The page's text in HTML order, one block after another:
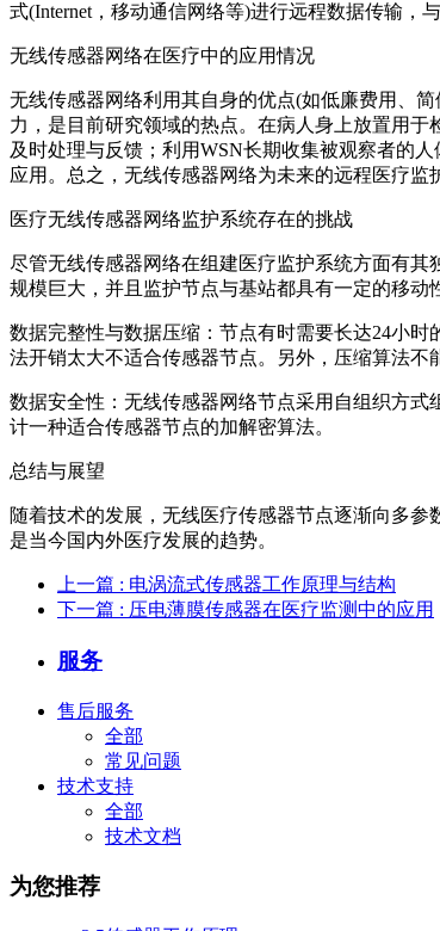
式(Internet，移动通信网络等)进行远程数据传输，
无线传感器网络在医疗中的应用情况
无线传感器网络利用其自身的优点(如低廉费用、
力，是目前研究领域的热点。在病人身上放置用
及时处理与反馈；利用WSN长期收集被观察者的
应用。总之，无线传感器网络为未来的远程医疗监
医疗无线传感器网络监护系统存在的挑战
尽管无线传感器网络在组建医疗监护系统方面有
规模巨大，并且监护节点与基站都具有一定的移动
数据完整性与数据压缩：节点有时需要长达24小
法开销太大不适合传感器节点。另外，压缩算法不
数据安全性：无线传感器网络节点采用自组织方
计一种适合传感器节点的加解密算法。
总结与展望
随着技术的发展，无线医疗传感器节点逐渐向多
是当今国内外医疗发展的趋势。
上一篇 : 电涡流式传感器工作原理与结构
下一篇 : 压电薄膜传感器在医疗监测中的应用
服务
售后服务
全部
常见问题
技术支持
全部
技术文档
为您推荐